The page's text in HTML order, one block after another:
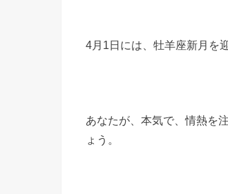
4月1日には、牡羊座新月を
あなたが、本気で、情熱を
ょう。